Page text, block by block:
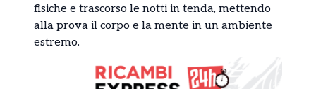
fisiche e trascorso le notti in tenda, mettendo
alla prova il corpo e la mente in un ambiente
estremo.